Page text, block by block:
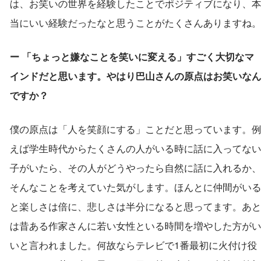
は、お笑いの世界を経験したことでポジティブになり、本
当にいい経験だったなと思うことがたくさんありますね。
ー 「ちょっと嫌なことを笑いに変える」すごく大切なマ
インドだと思います。やはり巴山さんの原点はお笑いなん
ですか？
僕の原点は「人を笑顔にする」ことだと思っています。例
えば学生時代からたくさんの人がいる時に話に入ってない
子がいたら、その人がどうやったら自然に話に入れるか、
そんなことを考えていた気がします。ほんとに仲間がいる
と楽しさは倍に、悲しさは半分になると思ってます。あと
は昔ある作家さんに若い女性といる時間を増やした方がい
いと言われました。何故ならテレビで1番最初に火付け役